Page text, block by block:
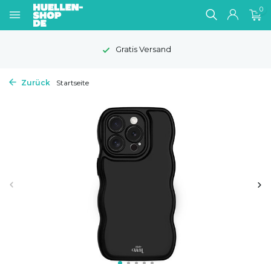
0
Gratis Versand
Zurück Startseite